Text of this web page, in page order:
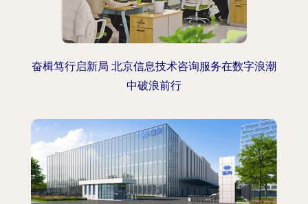
奋楫笃行启新局 北京信息技术咨询服务在数字浪潮
中破浪前行